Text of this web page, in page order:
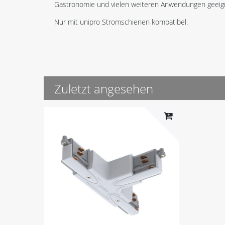
Gastronomie und vielen weiteren Anwendungen
Nur mit unipro Stromschienen kompatibel.
Zuletzt angesehen